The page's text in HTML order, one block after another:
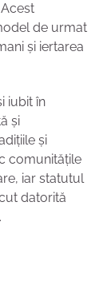
de urmat
și iertarea
iubit în
și
și
comunitățile
iar statutul
datorită